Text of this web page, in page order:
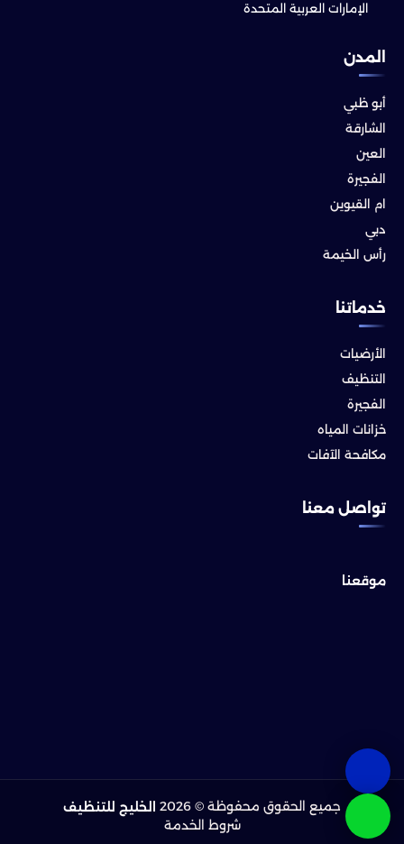
الإمارات العربية المتحدة
المدن
أبو ظبي
الشارقة
العين
الفجيرة
ام القيوين
دبي
رأس الخيمة
خدماتنا
الأرضيات
التنظيف
الفجيرة
خزانات المياه
مكافحة الآفات
تواصل معنا
موقعنا
جميع الحقوق محفوظة © 2026
الخليج للتنظيف
شروط الخدمة